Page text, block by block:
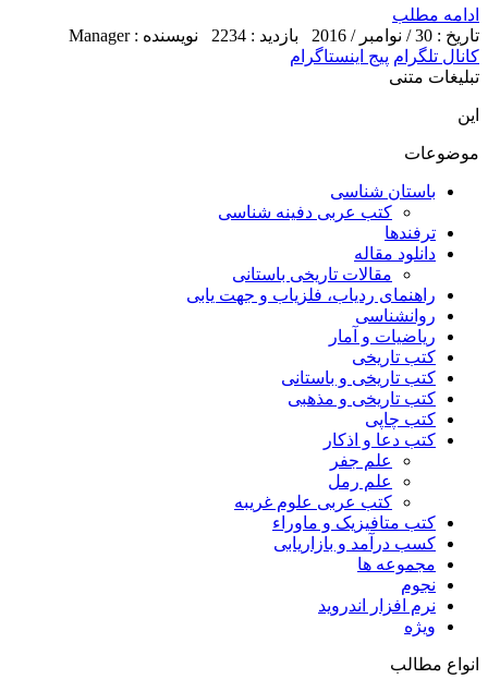
ادامه مطلب
تاریخ : 30 / نوامبر / 2016
بازدید : 2234
نویسنده : Manager
کانال تلگرام پیج اینستاگرام
تبلیغات متنی
این
موضوعات
باستان شناسی
کتب عربی دفینه شناسی
ترفندها
دانلود مقاله
مقالات تاریخی باستانی
راهنمای ردیاب، فلزیاب و جهت یابی
روانشناسی
ریاضیات و آمار
کتب تاریخی
کتب تاریخی و باستانی
کتب تاریخی و مذهبی
کتب چاپی
کتب دعا و اذکار
علم جفر
علم رمل
کتب عربی علوم غریبه
کتب متافیزیک و ماوراء
کسب درآمد و بازاریابی
مجموعه ها
نجوم
نرم افزار اندروید
ویژه
انواع مطالب